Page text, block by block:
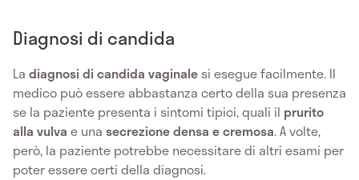
Diagnosi di candida
La diagnosi di candida vaginale si esegue facilmente. Il
medico può essere abbastanza certo della sua presenza
se la paziente presenta i sintomi tipici, quali il prurito
alla vulva e una secrezione densa e cremosa. A volte,
però, la paziente potrebbe necessitare di altri esami per
poter essere certi della diagnosi.